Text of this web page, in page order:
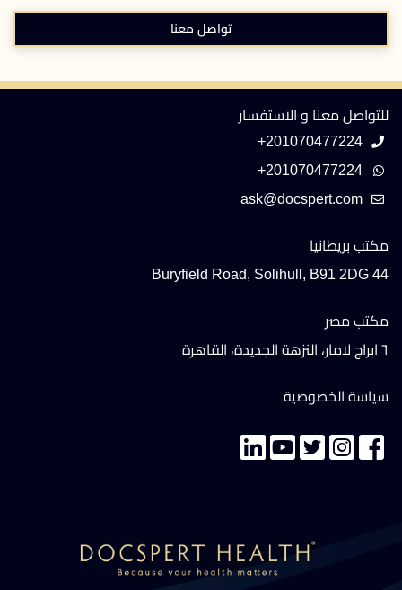
تواصل معنا
للتواصل معنا و الاستفسار
+201070477224
+201070477224
مكتب بريطانيا
44 Buryfield Road, Solihull, B91 2DG
مكتب مصر
٦ ابراج لامار، النزهة الجديدة، القاهرة
سياسة الخصوصية